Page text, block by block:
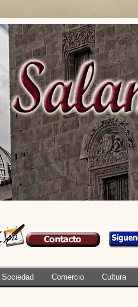
Sociedad Comercio Cultura